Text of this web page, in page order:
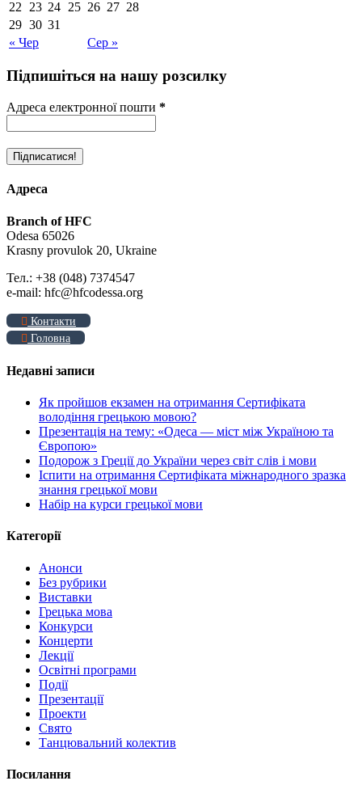
« Чер Сер »
22
23 24 25 26 27 28
29 30 31
Підпишіться на нашу розсилку
Адреса електронної пошти *
Адреса
Branch of HFC
Odesa 65026
Krasny provulok 20, Ukraine
Тел.: +38 (048) 7374547
e-mail: hfc@hfcodessa.org
Контакти
Головна
Недавні записи
Як пройшов екзамен на отримання Сертифіката
володіння грецькою мовою?
Презентація на тему: «Одеса — міст між Україною та
Європою»
Подорож з Греції до України через світ слів і мови
Іспити на отримання Сертифіката міжнародного зразка
знання грецької мови
Набір на курси грецької мови
Категорії
Анонси
Без рубрики
Виставки
Грецька мова
Конкурси
Концерти
Лекції
Освітні програми
Події
Презентації
Проекти
Свято
Танцювальний колектив
Посилання